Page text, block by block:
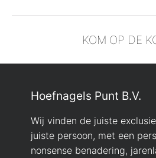
KOM OP DE
Hoefnagels Punt B.V.
Wij vinden de juiste
juiste persoon, met een
nonsense benadering,